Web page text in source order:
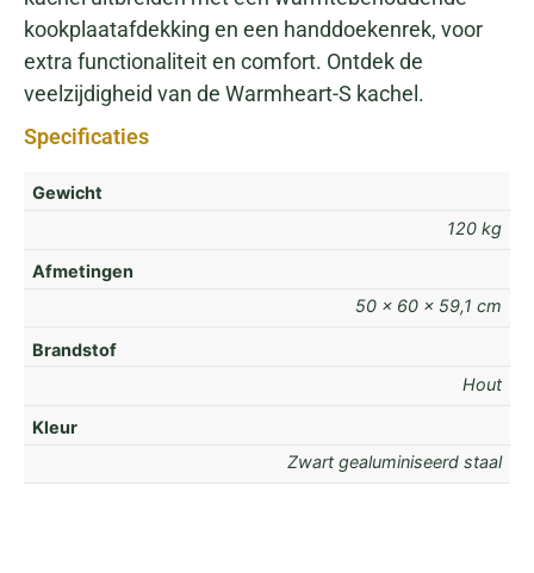
kookplaatafdekking en een handdoekenrek, voor
extra functionaliteit en comfort. Ontdek de
veelzijdigheid van de Warmheart-S kachel.
Specificaties
Gewicht
120 kg
Afmetingen
50 × 60 × 59,1 cm
Brandstof
Hout
Kleur
Zwart gealuminiseerd staal